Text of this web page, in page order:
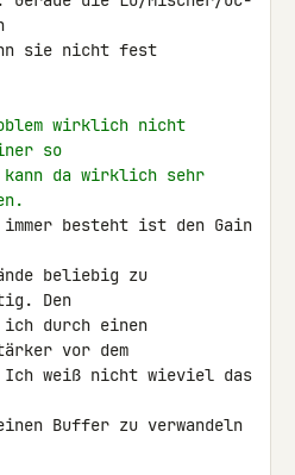
sie nicht fest
wirklich nicht
so
kann da wirklich sehr
besteht ist den Gain
beliebig zu
Den
ich durch einen
vor dem
Ich weiß nicht wieviel das
Buffer zu verwandeln